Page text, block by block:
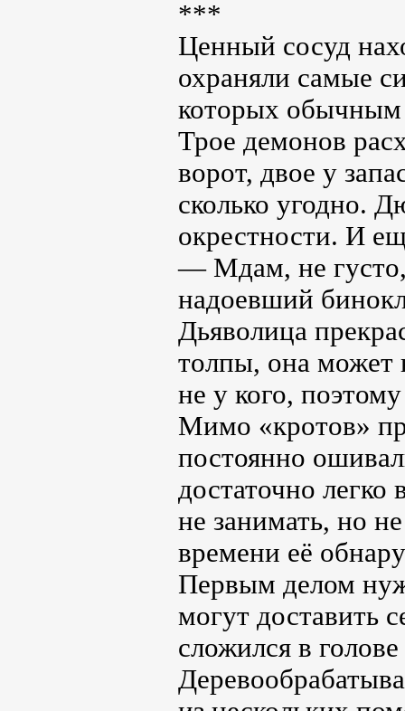
***
Ценный сосуд
охраняли самые
которых
Трое демонов
ворот, двое у
сколько угодно.
окрестности. И
— Мдам, не густо,
надоевший
Дьяволица
толпы, она может
не у кого,
Мимо «кротов»
постоянно
достаточно
не занимать, но
времени её
Первым делом
могут доставить
сложился в